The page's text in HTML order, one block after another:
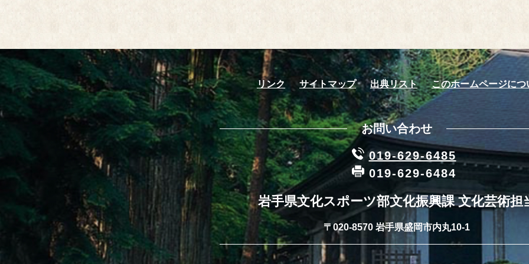
リンク サイトマップ 出典リスト このホームページにつ
お問い合わせ
019-629-6485
019-629-6484
岩手県文化スポーツ部文化振興課 文化芸術担
〒020-8570 岩手県盛岡市内丸10-1